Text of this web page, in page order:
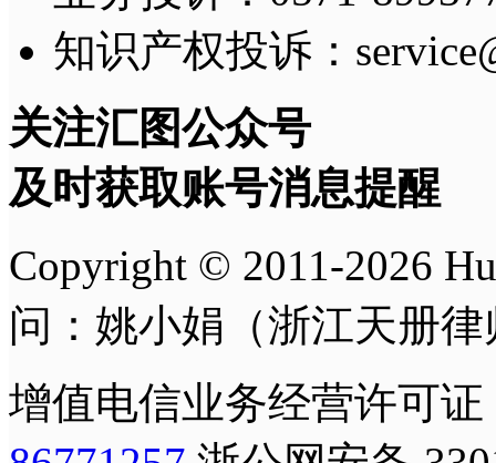
知识产权投诉：
关注汇图公众号
及时获取账号消息提醒
Copyright © 2011-2026
问：姚小娟（浙江天册
增值电信业务经营许可